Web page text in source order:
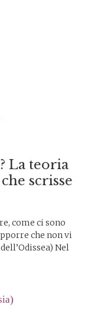
La teoria
scrisse
come ci sono
che non vi
Nel